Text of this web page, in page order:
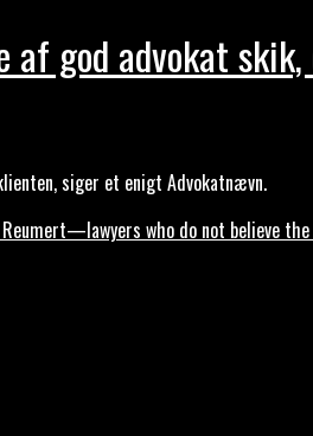
af god advokat
siger et enigt Advokatnævn.
Reumert—lawyers who do not believe